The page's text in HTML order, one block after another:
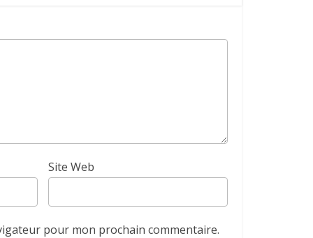
Site Web
pour mon prochain commentaire.